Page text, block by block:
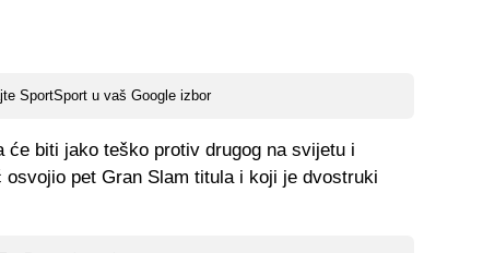
SportSport u vaš Google izbor
će biti jako teško protiv drugog na svijetu i
pet Gran Slam titula i koji je dvostruki